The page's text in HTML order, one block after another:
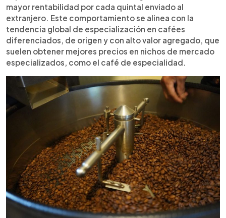
mayor rentabilidad por cada quintal enviado al
extranjero. Este comportamiento se alinea con la
tendencia global de especialización en cafées
diferenciados, de origen y con alto valor agregado, que
suelen obtener mejores precios en nichos de mercado
especializados, como el café de especialidad.